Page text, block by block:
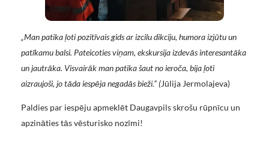
„Man patika ļoti pozitīvais gids ar izcilu dikciju, humora izjūtu un
patīkamu balsi. Pateicoties viņam, ekskursija izdevās interesantāka
un jautrāka. Visvairāk man patika šaut no ieroča, bija ļoti
aizraujoši, jo tāda iespēja negadās bieži.” (Jūlija Jermolajeva)
Paldies par iespēju apmeklēt Daugavpils skrošu rūpnīcu un
apzināties tās vēsturisko nozīmi!